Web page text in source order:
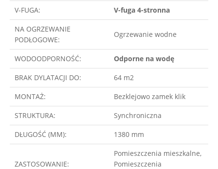
V-FUGA: V-fuga 4-stronna
NA OGRZEWANIE
PODŁOGOWE:
Ogrzewanie wodne
WODOODPORNOŚĆ: Odporne na wodę
BRAK DYLATACJI DO: 64 m2
MONTAŻ: Bezklejowo zamek klik
STRUKTURA: Synchroniczna
DŁUGOŚĆ (MM): 1380 mm
ZASTOSOWANIE:
Pomieszczenia mieszkalne,
Pomieszczenia